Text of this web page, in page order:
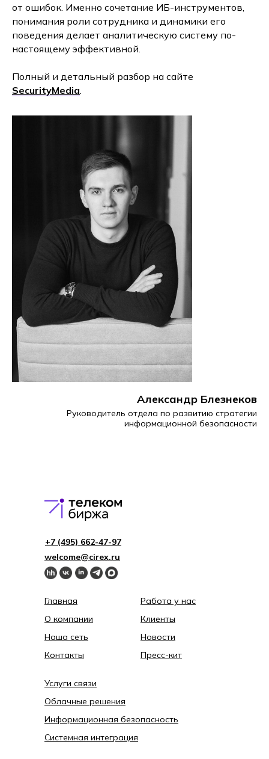
от ошибок. Именно сочетание ИБ-инструментов,
понимания роли сотрудника и динамики его
поведения делает аналитическую систему по-
настоящему эффективной.
Полный и детальный разбор на сайте
SecurityMedia.
Александр Блезнеков
Руководитель отдела по развитию стратегии
информационной безопасности
Главная
О компании
Наша сеть
Контакты
Работа у нас
Клиенты
Новости
Пресс-кит
welcome@cirex.ru
+7 (495) 662-4 7-97
Услуги связи
Облачные решения
Информационная безопасность
Системная интеграция